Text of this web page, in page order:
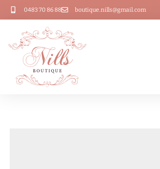
0483 70 86 88 boutique.nills@gmail.com